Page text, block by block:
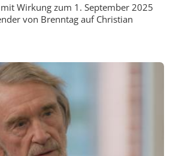
Wirkung zum 1. September 2025
von Brenntag auf Christian